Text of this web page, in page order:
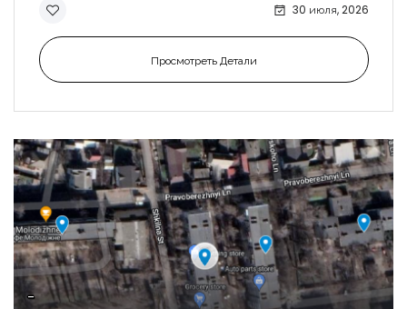
30 июля, 2026
Просмотреть Детали
-